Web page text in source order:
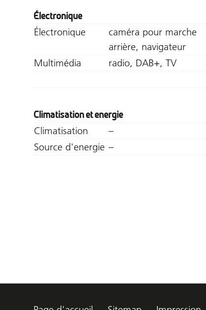
Électronique
Électronique
caméra pour marche
arrière, navigateur
Multimédia
radio, DAB+, TV
Climatisation et energie
Climatisation
–
Source d'energie –